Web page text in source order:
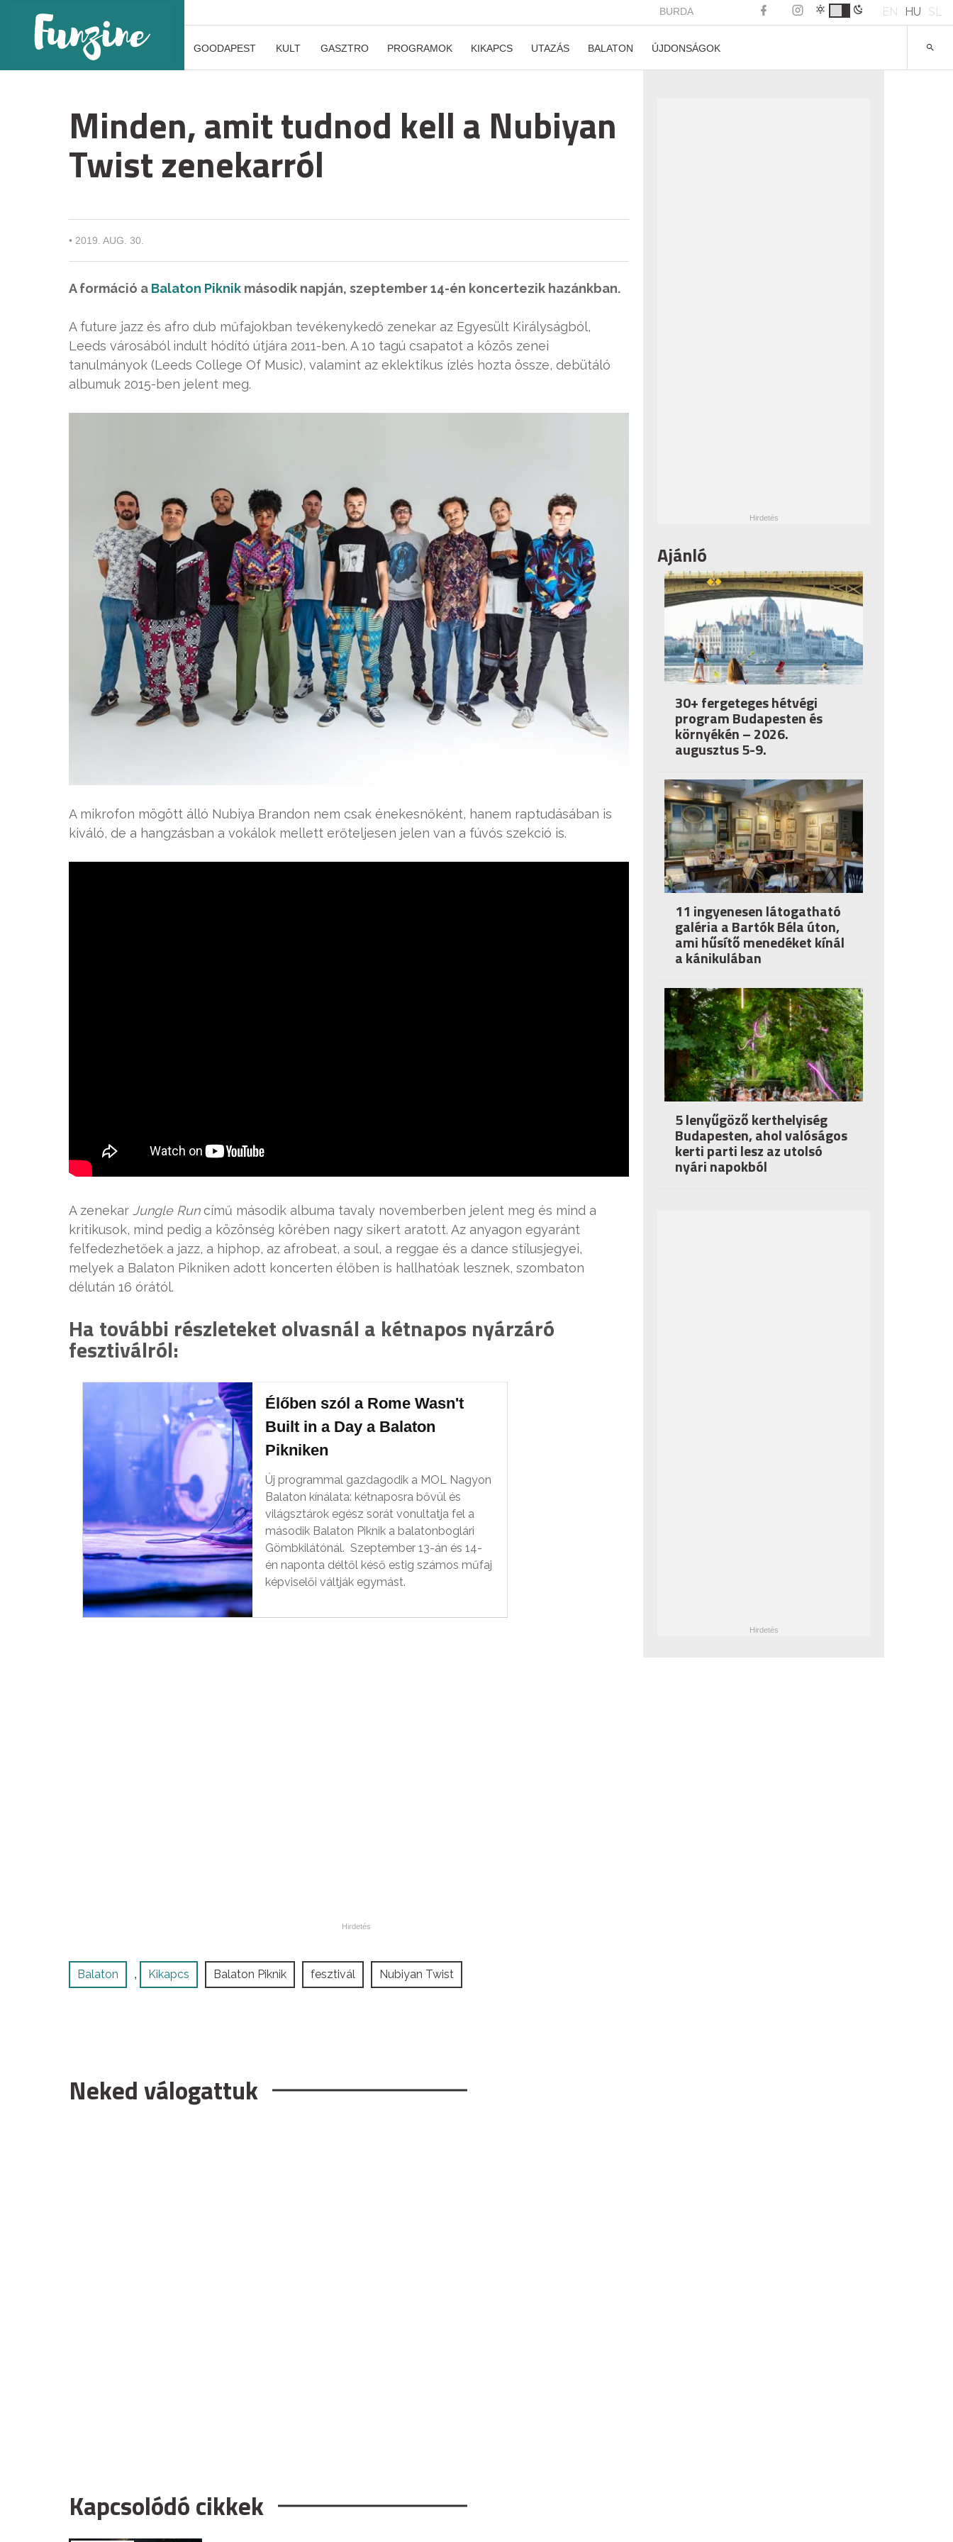
BURDA EN HU SL
GOODAPEST KULT GASZTRO PROGRAMOK KIKAPCS UTAZÁS BALATON ÚJDONSÁGOK
Minden, amit tudnod kell a Nubiyan
Twist zenekarról
• 2019. AUG. 30.
A formáció a Balaton Piknik második napján, szeptember 14-én koncertezik hazánkban.
A future jazz és afro dub műfajokban tevékenykedő zenekar az Egyesült Királyságból,
Leeds városából indult hódító útjára 2011-ben. A 10 tagú csapatot a közös zenei
tanulmányok (Leeds College Of Music), valamint az eklektikus ízlés hozta össze, debütáló
albumuk 2015-ben jelent meg.
A mikrofon mögött álló Nubiya Brandon nem csak énekesnőként, hanem raptudásában is
kiváló, de a hangzásban a vokálok mellett erőteljesen jelen van a fúvós szekció is.
A zenekar Jungle Runcímű második albuma tavaly novemberben jelent meg és mind a
kritikusok, mind pedig a közönség körében nagy sikert aratott. Az anyagon egyaránt
felfedezhetőek a jazz, a hiphop, az afrobeat, a soul, a reggae és a dance stílusjegyei,
melyek a Balaton Pikniken adott koncerten élőben is hallhatóak lesznek, szombaton
délután 16 órától.
Ha további részleteket olvasnál a kétnapos nyárzáró
fesztiválról:
Élőben szól a Rome Wasn't
Built in a Day a Balaton
Pikniken
Új programmal gazdagodik a MOL Nagyon
Balaton kínálata: kétnaposra bővül és
világsztárok egész sorát vonultatja fel a
második Balaton Piknik a balatonboglári
Gömbkilátónál. Szeptember 13-án és 14-
én naponta déltől késő estig számos műfaj
képviselői váltják egymást.
Balaton , Kikapcs Balaton Piknik fesztivál Nubiyan Twist
Neked válogattuk
Kapcsolódó cikkek
Ajánló
30+ fergeteges hétvégi
program Budapesten és
környékén – 2026.
augusztus 5-9.
11 ingyenesen látogatható
galéria a Bartók Béla úton,
ami hűsítő menedéket kínál
a kánikulában
5 lenyűgöző kerthelyiség
Budapesten, ahol valóságos
kerti parti lesz az utolsó
nyári napokból